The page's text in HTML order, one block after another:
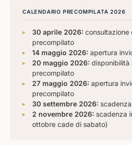
CALENDARIO PRECOMPILATA 2026
30 aprile 2026: consultazione
precompilato
14 maggio 2026: apertura
20 maggio 2026: disponibilità
precompilato
27 maggio 2026: apertura
precompilato
30 settembre 2026:
2 novembre 2026: scadenza
ottobre cade di sabato)